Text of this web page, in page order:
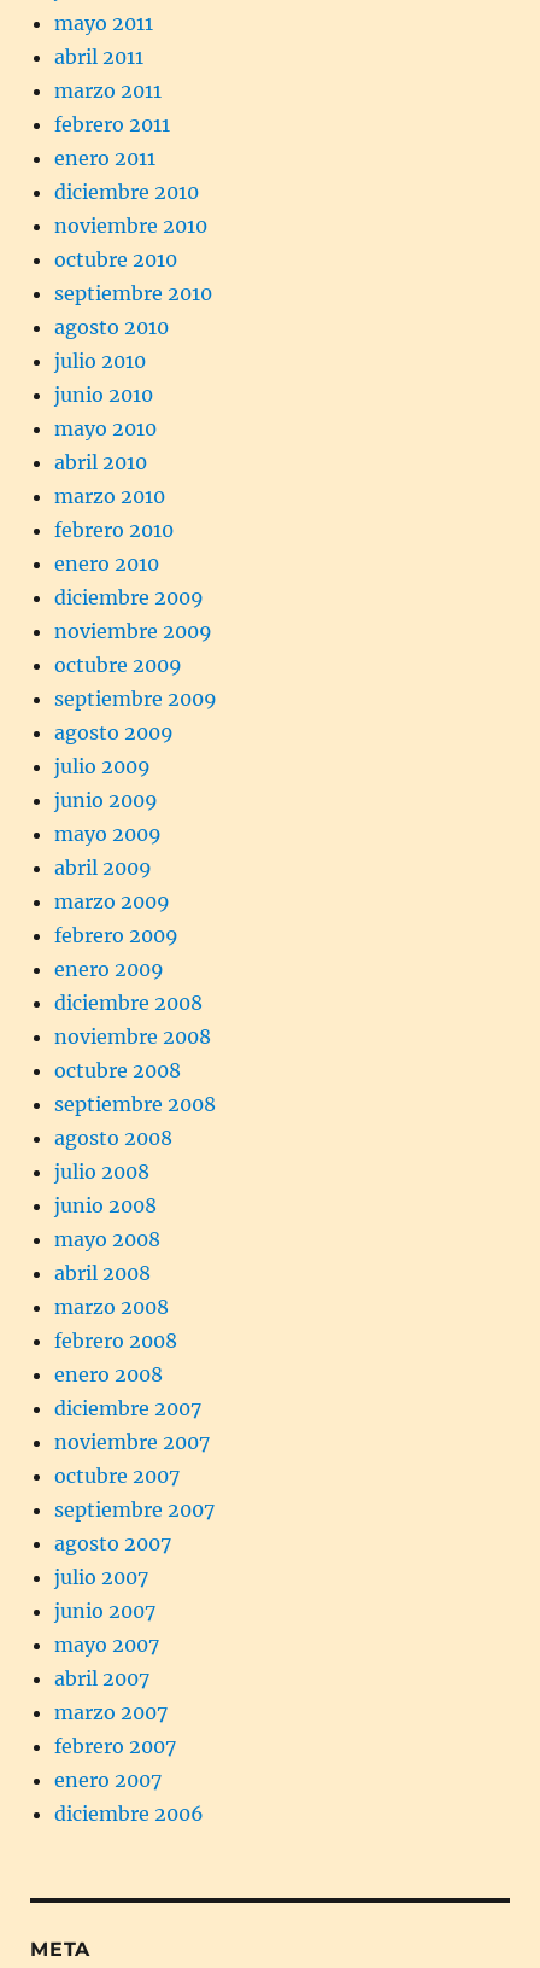
mayo 2011
abril 2011
marzo 2011
febrero 2011
enero 2011
diciembre 2010
noviembre 2010
octubre 2010
septiembre 2010
agosto 2010
julio 2010
junio 2010
mayo 2010
abril 2010
marzo 2010
febrero 2010
enero 2010
diciembre 2009
noviembre 2009
octubre 2009
septiembre 2009
agosto 2009
julio 2009
junio 2009
mayo 2009
abril 2009
marzo 2009
febrero 2009
enero 2009
diciembre 2008
noviembre 2008
octubre 2008
septiembre 2008
agosto 2008
julio 2008
junio 2008
mayo 2008
abril 2008
marzo 2008
febrero 2008
enero 2008
diciembre 2007
noviembre 2007
octubre 2007
septiembre 2007
agosto 2007
julio 2007
junio 2007
mayo 2007
abril 2007
marzo 2007
febrero 2007
enero 2007
diciembre 2006
META